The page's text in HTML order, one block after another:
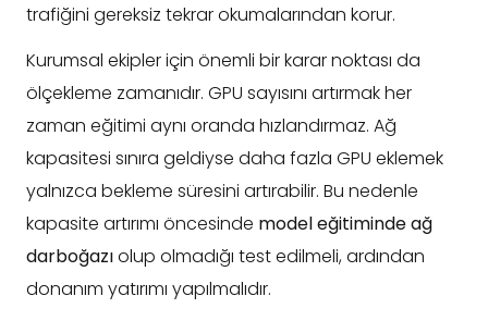
trafiğini gereksiz tekrar okumalarından korur.
Kurumsal ekipler için önemli bir karar noktası da
ölçekleme zamanıdır. GPU sayısını artırmak her
zaman eğitimi aynı oranda hızlandırmaz. Ağ
kapasitesi sınıra geldiyse daha fazla GPU eklemek
yalnızca bekleme süresini artırabilir. Bu nedenle
kapasite artırımı öncesinde model eğitiminde ağ
darboğazıolup olmadığı test edilmeli, ardından
donanım yatırımı yapılmalıdır.